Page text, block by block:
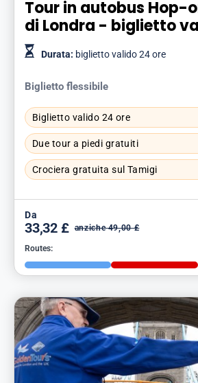
Tour in autobus Hop-
di Londra - biglietto
Durata: biglietto valido 24 ore
Biglietto flessibile
Biglietto valido 24 ore
Due tour a piedi gratuiti
Crociera gratuita sul Tamigi
Da
33,32 £ anziche 49,00 £
Routes: